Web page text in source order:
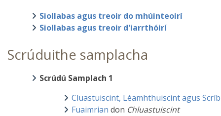
Siollabas agus treoir do mhúinteoirí
Siollabas agus treoir d'iarrthóirí
Scrúduithe samplacha
Scrúdú ​Samplach 1
Cluastuiscint, Léamhthuiscint agus
Fuaimrian don Chluastuiscint